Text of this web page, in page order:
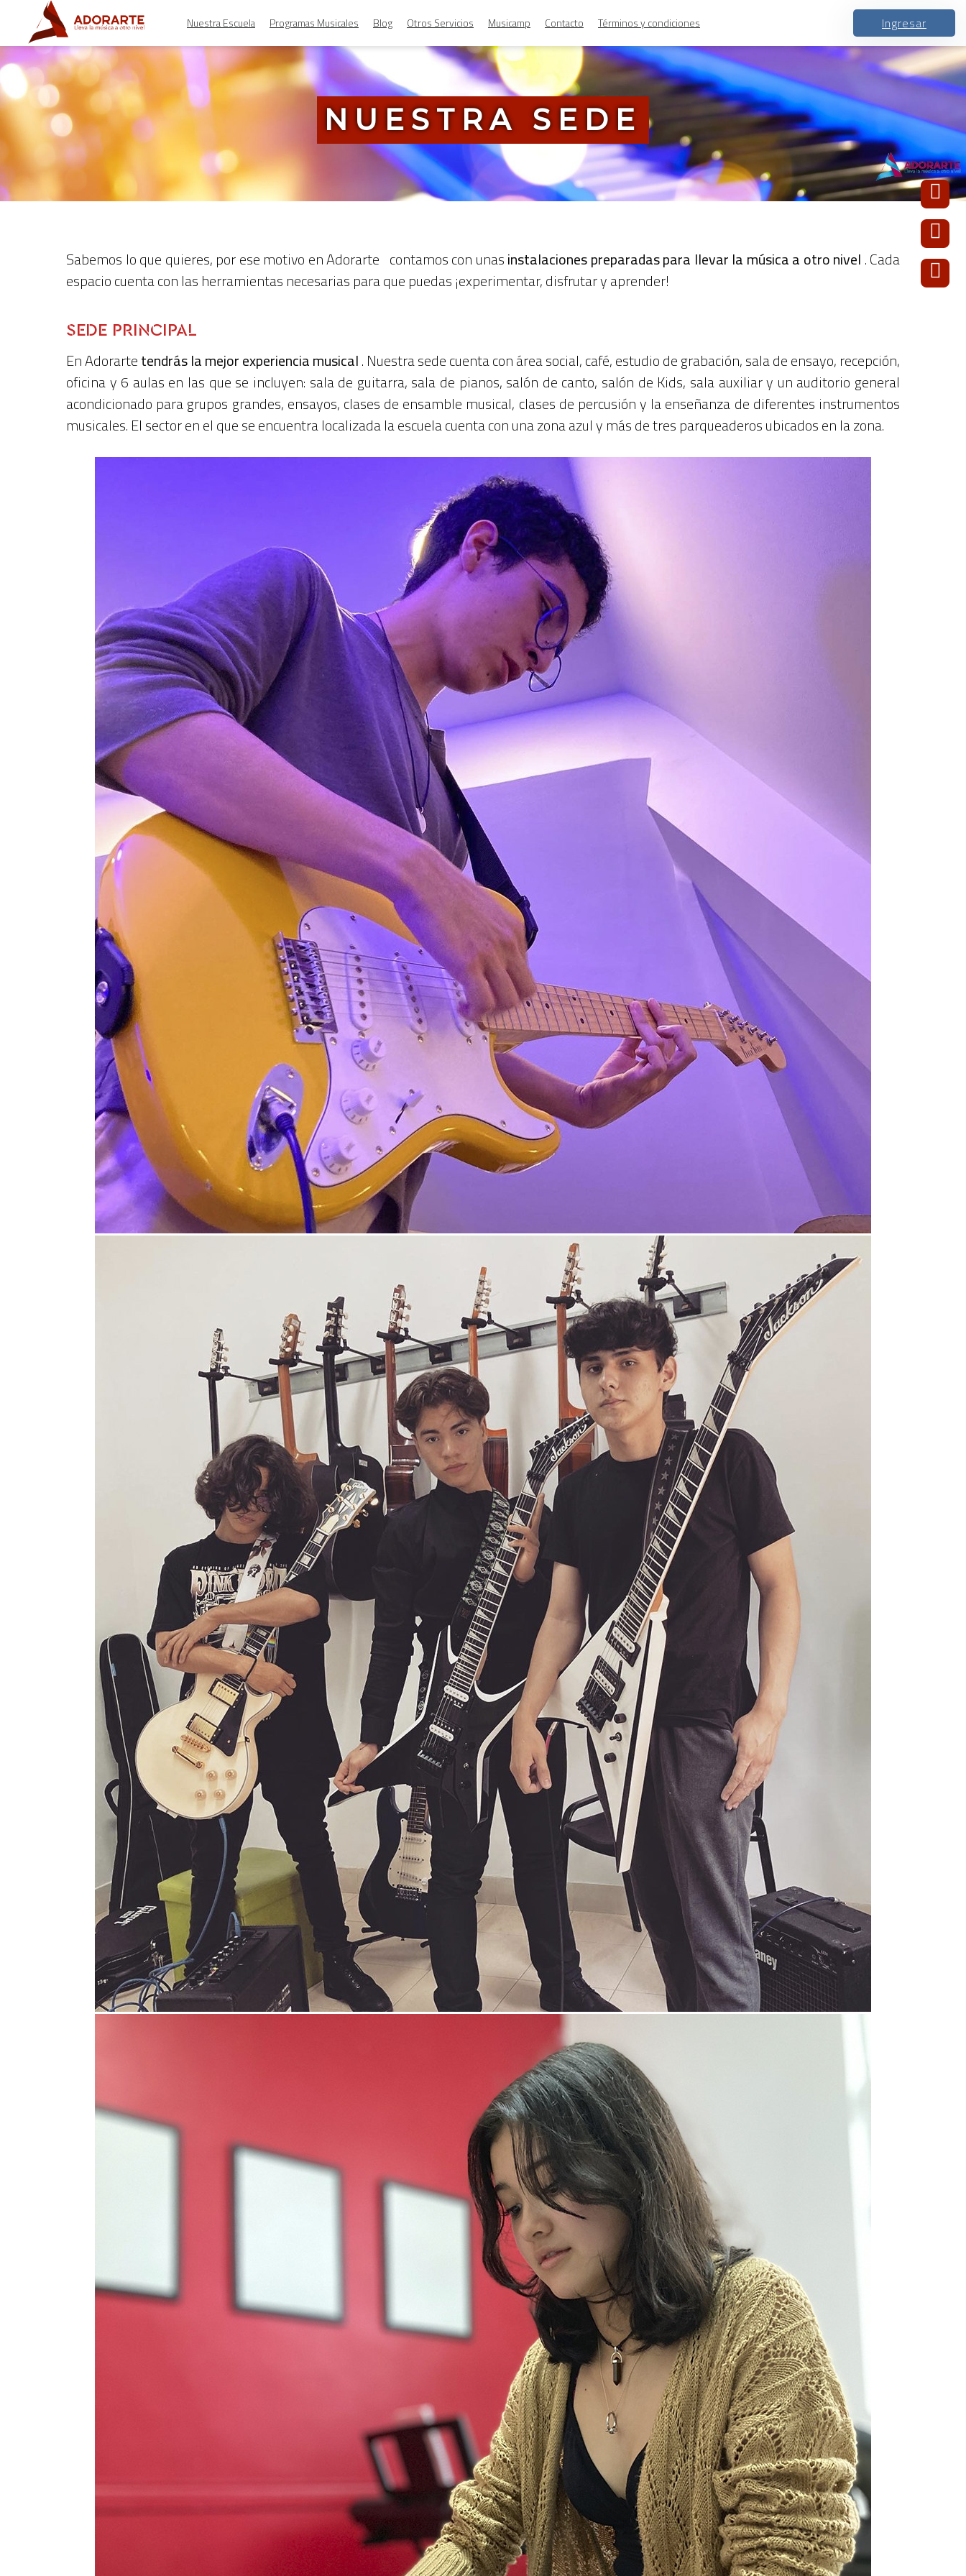
Nuestra Escuela Programas Musicales Blog Otros Servicios Musicamp Contacto Términos y condiciones Ingresar
NUESTRA SEDE
Sabemos lo que quieres, por ese motivo en Adorarte contamos con unasinstalaciones preparadas para llevar la música a otro nivel. Cada
espacio cuenta con las herramientas necesarias para que puedas ¡experimentar, disfrutar y aprender!
SEDE PRINCIPAL
En Adorartetendrás la mejor experiencia musical. Nuestra sede cuenta con área social, café, estudio de grabación, sala de ensayo, recepción,
oficina y 6 aulas en las que se incluyen: sala de guitarra, sala de pianos, salón de canto, salón de Kids, sala auxiliar y un auditorio general
acondicionado para grupos grandes, ensayos, clases de ensamble musical, clases de percusión y la enseñanza de diferentes instrumentos
musicales. El sector en el que se encuentra localizada la escuela cuenta con una zona azul y más de tres parqueaderos ubicados en la zona.